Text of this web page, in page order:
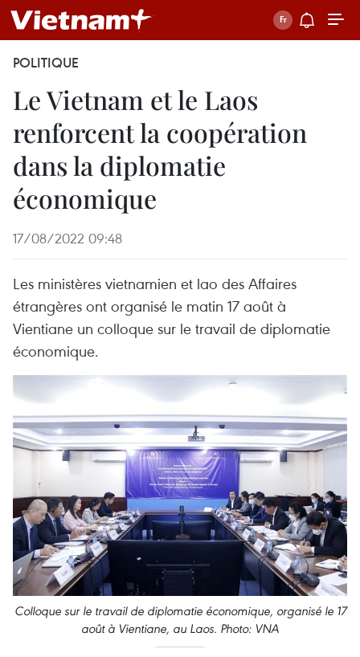
POLITIQUE
Le Vietnam et le Laos
renforcent la coopération
dans la diplomatie
économique
17/08/2022 09:48
Les ministères vietnamien et lao des Affaires
étrangères ont organisé le matin 17 août à
Vientiane un colloque sur le travail de diplomatie
économique.
Colloque sur le travail de diplomatie économique, organisé le 17
août à Vientiane, au Laos. Photo: VNA